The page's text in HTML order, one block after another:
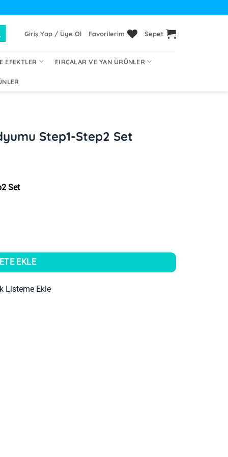
Giriş Yap / Üye Ol Favorilerim Sepet
EFEKTLER FIRÇALAR VE YAN ÜRÜNLER
Step1-Step2 Set
Set
EKLE
Listeme Ekle